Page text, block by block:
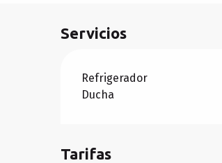
Servicios
Refrigerador
Ducha
Tarifas